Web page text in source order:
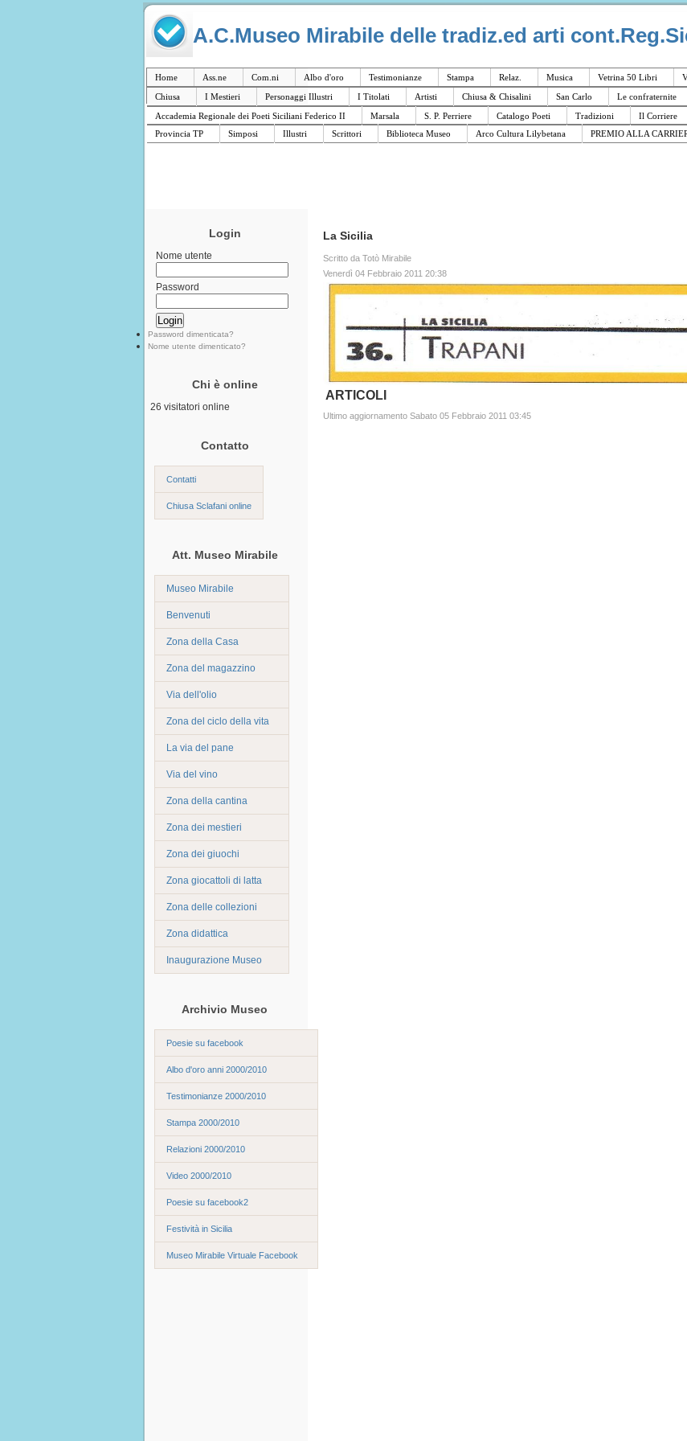
A.C.Museo Mirabile delle tradiz.ed arti
Home Ass.ne Com.ni Albo d'oro Testimonianze Stampa Relaz. Musica Vetrina 50 Libri
Chiusa
I Mestieri Personaggi Illustri I Titolati Artisti Chiusa & Chisalini San Carlo Le confraternite
Accademia Regionale dei Poeti Siciliani Federico II
Marsala S. P. Perriere Catalogo Poeti Tradizioni Il Corriere
Provincia TP
Simposi Illustri Scrittori Biblioteca Museo Arco Cultura Lilybetana PREMIO ALLA
Login
Nome utente
Password
Password dimenticata?
Nome utente dimenticato?
Chi è online
26 visitatori online
Contatto
Contatti
Chiusa Sclafani online
Att. Museo Mirabile
Museo Mirabile
Benvenuti
Zona della Casa
Zona del magazzino
Via dell'olio
Zona del ciclo della vita
La via del pane
Via del vino
Zona della cantina
Zona dei mestieri
Zona dei giuochi
Zona giocattoli di latta
Zona delle collezioni
Zona didattica
Inaugurazione Museo
Archivio Museo
Poesie su facebook
Albo d'oro anni 2000/2010
Testimonianze 2000/2010
Stampa 2000/2010
Relazioni 2000/2010
Video 2000/2010
Poesie su facebook2
Festività in Sicilia
Museo Mirabile Virtuale Facebook
La Sicilia
Scritto da Totò Mirabile
Venerdì 04 Febbraio 2011 20:38
ARTICOLI
Ultimo aggiornamento Sabato 05 Febbraio 2011 03:45